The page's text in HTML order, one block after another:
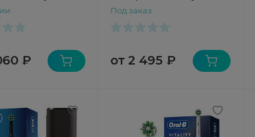
Hydrosonic
₽
RL025 для детей 1-5 лет с
цвет розовый
Под заказ
от 2 495 ₽